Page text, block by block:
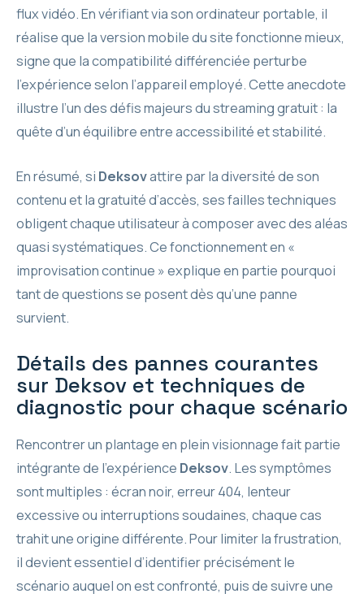
flux vidéo. En vérifiant via son ordinateur portable, il
réalise que la version mobile du site fonctionne mieux,
signe que la compatibilité différenciée perturbe
l’expérience selon l’appareil employé. Cette anecdote
illustre l’un des défis majeurs du streaming gratuit : la
quête d’un équilibre entre accessibilité et stabilité.
En résumé, si Deksovattire par la diversité de son
contenu et la gratuité d’accès, ses failles techniques
obligent chaque utilisateur à composer avec des aléas
quasi systématiques. Ce fonctionnement en «
improvisation continue » explique en partie pourquoi
tant de questions se posent dès qu’une panne
survient.
Détails des pannes courantes
sur Deksov et techniques de
diagnostic pour chaque scénario
Rencontrer un plantage en plein visionnage fait partie
intégrante de l’expérience Deksov. Les symptômes
sont multiples : écran noir, erreur 404, lenteur
excessive ou interruptions soudaines, chaque cas
trahit une origine différente. Pour limiter la frustration,
il devient essentiel d’identifier précisément le
scénario auquel on est confronté, puis de suivre une